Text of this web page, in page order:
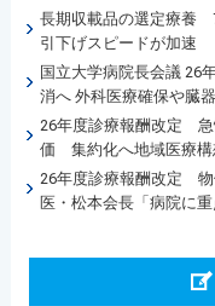
長期収載品の選定療養
引下げスピードが加速
国立大学病院長会議 26
消へ 外科医療確保や臓
26年度診療報酬改定 急
価 集約化へ地域医療構
26年度診療報酬改定
医・松本会長「病院に重